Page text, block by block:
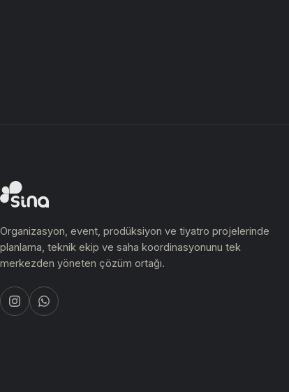
Organizasyon, event, prodüksiyon ve tiyatro projelerinde
planlama, teknik ekip ve saha koordinasyonunu tek
merkezden yöneten çözüm ortağı.